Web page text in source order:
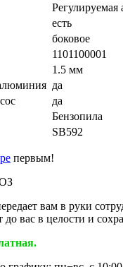
Регулируемая
есть
боковое
1101100001
1.5 мм
да
да
Бензопила
SB592
первым!
вам в руки
до вас в целости и